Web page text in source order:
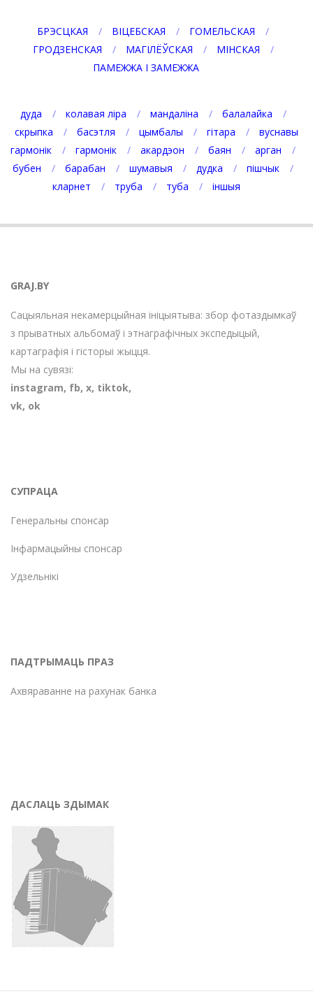
БРЭСЦКАЯ ВІЦЕБСКАЯ
ГОМЕЛЬСКАЯ
ГРОДЗЕНСКАЯ
МАГІЛЁЎСКАЯ
МІНСКАЯ
ПАМЕЖЖА І ЗАМЕЖЖА
дуда колавая ліра мандаліна
балалайка
скрыпка
басэтля цымбалы гітара
вуснавы
гармонік
гармонік акардэон баян
арган
бубен
барабан шумавыя дудка
пішчык
кларнет
труба туба іншыя
GRAJ.BY
Сацыяльная некамерцыйная ініцыятыва: збор фотаздымкаў
з прыватных альбомаў і этнаграфічных экспедыцый,
картаграфія і гісторыі жыцця.
Мы на сувязі:
instagram, fb, х, tiktok,
vk, ok
СУПРАЦА
Генеральны спонсар
Інфармацыйны спонсар
Удзельнікі
ПАДТРЫМАЦЬ ПРАЗ
Ахвяраванне на рахунак банка
ДАСЛАЦЬ ЗДЫМАК